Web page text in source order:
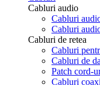
Cabluri audio
Cabluri
Cabluri
Cabluri de retea
Cabluri
Cabluri de
Patch cord-
Cabluri